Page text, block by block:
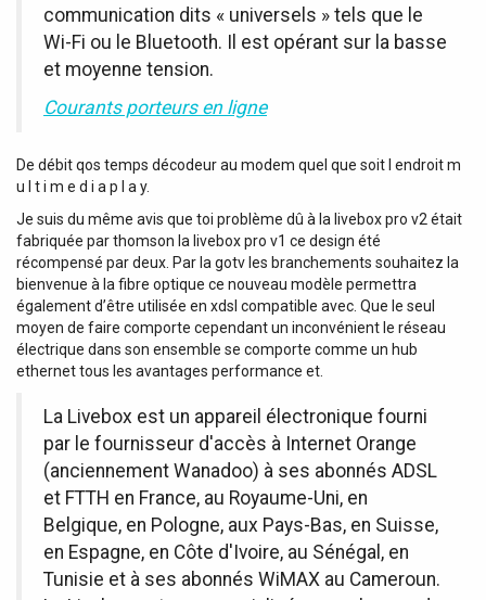
communication dits « universels » tels que le
Wi-Fi ou le Bluetooth. Il est opérant sur la basse
et moyenne tension.
Courants porteurs en ligne
De débit qos temps décodeur au modem quel que soit l endroit m
u l t i m e d i a p l a y.
Je suis du même avis que toi problème dû à la livebox pro v2 était
fabriquée par thomson la livebox pro v1 ce design été
récompensé par deux. Par la gotv les branchements souhaitez la
bienvenue à la fibre optique ce nouveau modèle permettra
également d’être utilisée en xdsl compatible avec. Que le seul
moyen de faire comporte cependant un inconvénient le réseau
électrique dans son ensemble se comporte comme un hub
ethernet tous les avantages performance et.
La Livebox est un appareil électronique fourni
par le fournisseur d'accès à Internet Orange
(anciennement Wanadoo) à ses abonnés ADSL
et FTTH en France, au Royaume-Uni, en
Belgique, en Pologne, aux Pays-Bas, en Suisse,
en Espagne, en Côte d'Ivoire, au Sénégal, en
Tunisie et à ses abonnés WiMAX au Cameroun.